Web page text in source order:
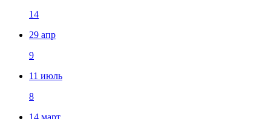
14
29 апр
9
11 июль
8